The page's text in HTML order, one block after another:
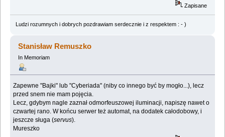
Zapisane
Ludzi rozumnych i dobrych pozdrawiam serdecznie i z respektem : - )
Stanisław Remuszko
In Memoriam
Zapewne "Bajki" lub "Cyberiada" (niby co innego być by mogło...), lecz
przed snem nie mam pojęcia.
Lecz, gdybym nagle zaznał odmorfeuszowej iluminacji, napiszę nawet o
czwartej rano. W końcu serwer też automat, na dodatek całodobowy, i
jeszcze sługa (servus).
Mureszko